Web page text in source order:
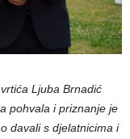
Ljuba Brnadić
pohvala i priznanje je
davali s djelatnicima i